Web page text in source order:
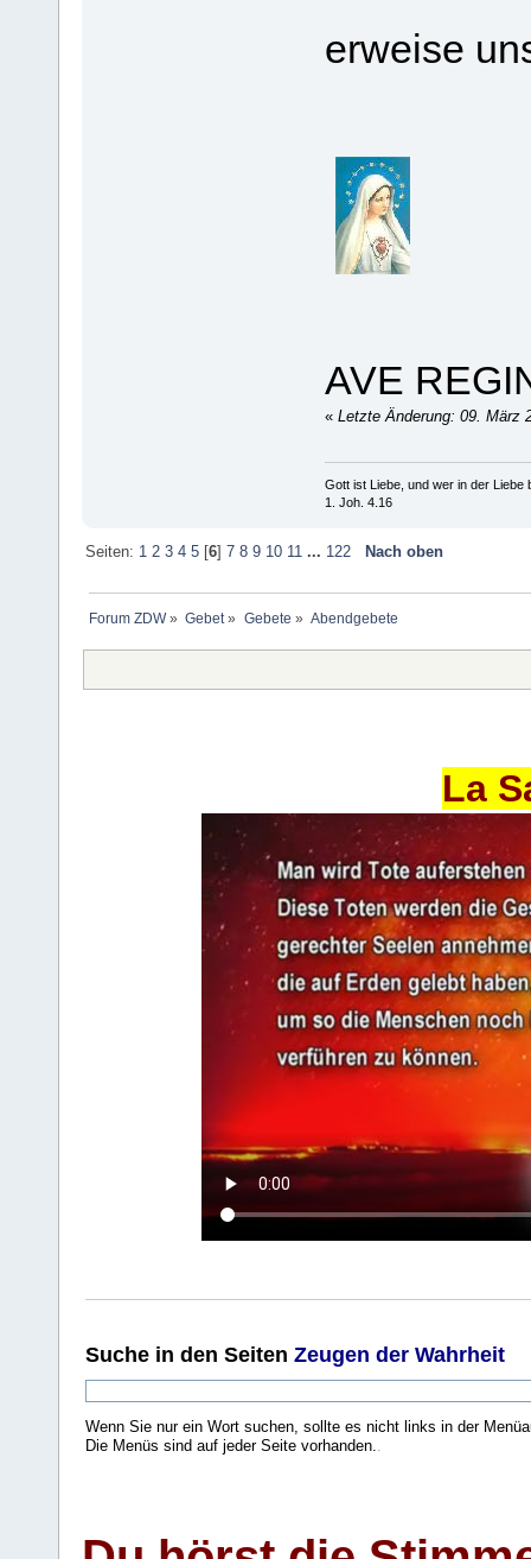
erweise
AVE
« Letzte Änderung: 09. März
Gott ist Liebe, und wer in der Liebe
1. Joh. 4.16
Seiten: 1 2 3 4 5[6] 7 8 9 10 11 ... 122 Nach oben
Forum ZDW» Gebet » Gebete » Abendgebete
La
Suche in den Seiten Zeugen der Wahrheit
Wenn Sie nur ein Wort suchen, sollte es nicht links in der
Die Menüs sind auf jeder Seite vorhanden.